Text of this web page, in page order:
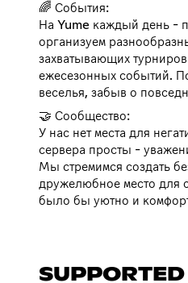
🌈 События:
На Yume каждый день -
организуем
захватывающих
ежесезонных событий.
веселья, забыв о
🤝 Сообщество:
У нас нет места для
сервера просты -
Мы стремимся создать
дружелюбное место для
было бы уютно и
SUPPORTED